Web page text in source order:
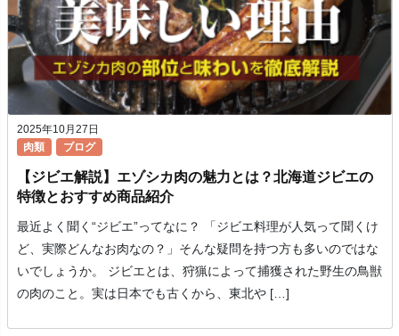
2025年10月27日
肉類
ブログ
【ジビエ解説】エゾシカ肉の魅力とは？北海道ジビエの
特徴とおすすめ商品紹介
最近よく聞く“ジビエ”ってなに？ 「ジビエ料理が人気って聞くけ
ど、実際どんなお肉なの？」そんな疑問を持つ方も多いのではな
いでしょうか。 ジビエとは、狩猟によって捕獲された野生の鳥獣
の肉のこと。実は日本でも古くから、東北や […]